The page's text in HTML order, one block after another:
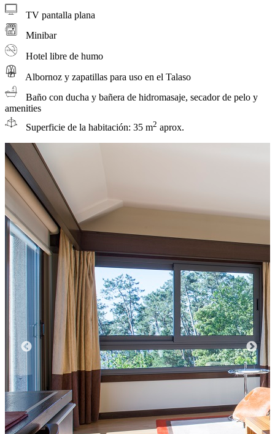
TV pantalla plana
Minibar
Hotel libre de humo
Albornoz y zapatillas para uso en el Talaso
Baño con ducha y bañera de hidromasaje, secador de pelo y
amenities
Superficie de la habitación: 35 m2 aprox.